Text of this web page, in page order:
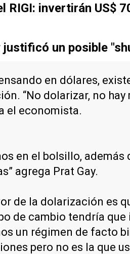
RIGI: invertirán US$
un posible
en dólares,
“No dolarizar, no
el economista.
en el bolsillo, además
agrega Prat Gay.
de la dolarización es
de cambio tendría
un régimen de facto
pero no es la que